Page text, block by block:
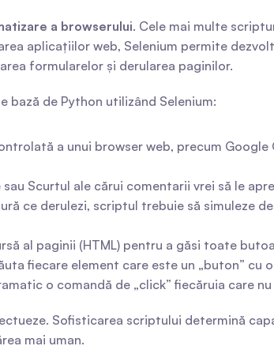
a browserului. Cele mai multe
aplicațiilor web, Selenium permite
formularelor și derularea paginilor.
de Python utilizând Selenium:
a unui browser web, precum
Scurtul ale cărui comentarii vrei să le
ce derulezi, scriptul trebuie să simuleze
al paginii (HTML) pentru a găsi toate
fiecare element care este un „buton” cu
o comandă de „click” fiecăruia care
Sofisticarea scriptului determină
mai uman.